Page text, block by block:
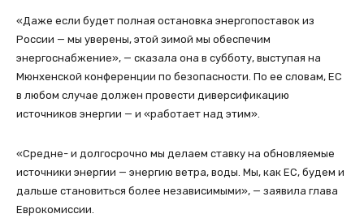
«Даже если будет полная остановка энергопоставок из
России — мы уверены, этой зимой мы обеспечим
энергоснабжение», — сказала она в субботу, выступая на
Мюнхенской конференции по безопасности. По ее словам, ЕС
в любом случае должен провести диверсификацию
источников энергии — и «работает над этим».
«Средне- и долгосрочно мы делаем ставку на обновляемые
источники энергии — энергию ветра, воды. Мы, как ЕС, будем и
дальше становиться более независимыми», — заявила глава
Еврокомиссии.